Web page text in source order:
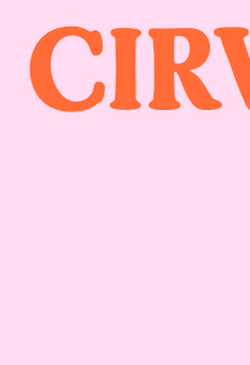
Recherche et création